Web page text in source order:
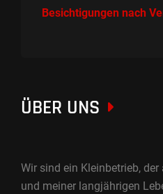
Besichtigungen nach
ÜBER UNS
Wir sind ein Kleinbetrieb,
und meiner langjährigen